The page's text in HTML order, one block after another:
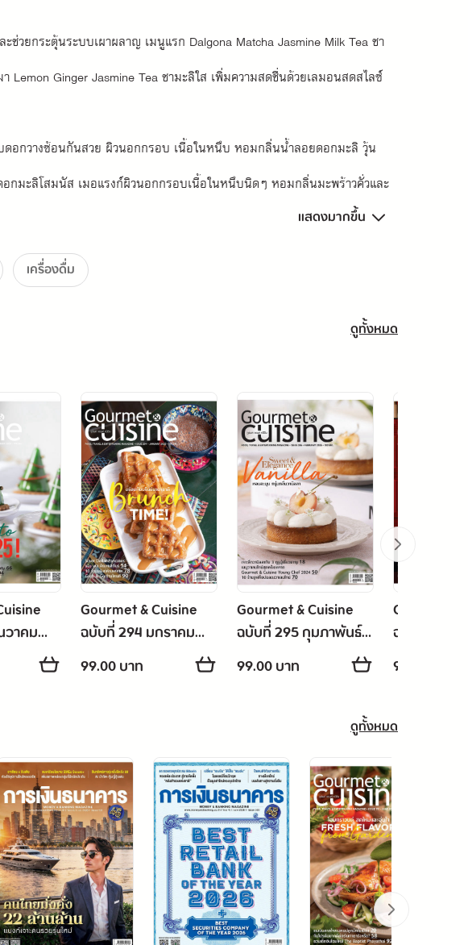
ยกระตุ้นระบบเผาผลาญ เมนูแรก Dalgona Matcha Jasmine Milk Tea ชา
Ginger Jasmine Tea ชามะลิใส เพิ่มความสดชื่นด้วยเลมอนสดสไลซ์
อกวางซ้อนกันสวย ผิวนอกกรอบ เนื้อในหนึบ หอมกลิ่นน้ำลอยดอกมะลิ วุ้น
มะลิโสมนัส เมอแรงก์ผิวนอกกรอบเนื้อในหนึบนิดๆ หอมกลิ่นมะพร้าวคั่วและ
ากรุ่นสู่รุ่น รสชาติหวานหอมฉ่ำลิ้น ถูกใจสาวหวานอย่างแน่นอน
แสดงมากขึ้น
เครื่องดื่ม
ดูทั้งหมด
าคม
Gourmet & Cuisine
ฉบับที่ 294 มกราคม
2568
99.00 บาท
Gourmet & Cuisine
ฉบับที่ 295 กุมภาพันธ์
2568
99.00 บาท
Gourmet &
ฉบับที่ 296
2568
99.00 บาท
ดูทั้งหมด